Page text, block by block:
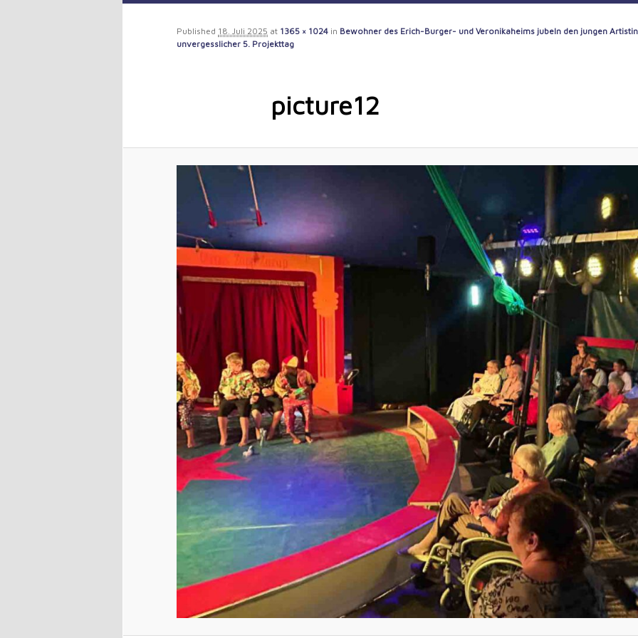
picture12
Published 18. Juli 2025 at 1365 × 1024 in Bewohner des Erich-Burger- und Veronikaheims jubeln den jungen
unvergesslicher 5. Projekttag